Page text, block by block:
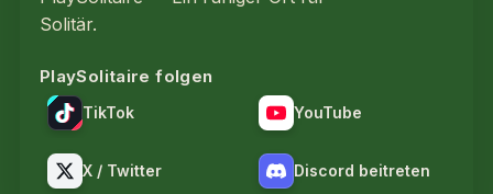
Solitär.
PlaySolitaire folgen
TikTok YouTube
X / Twitter Discord beitreten